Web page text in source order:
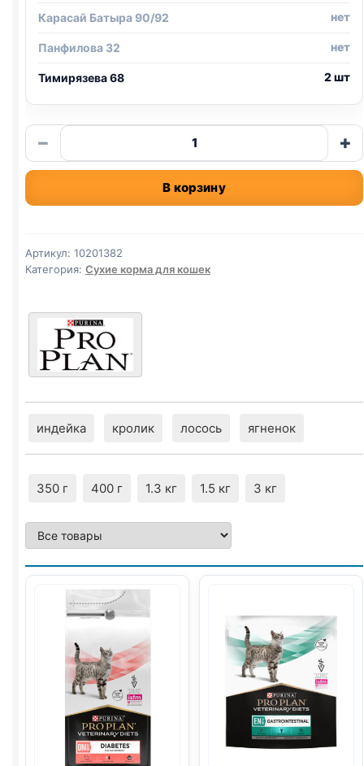
Карасай Батыра 90/92 нет
Панфилова 32 нет
Тимирязева 68 2 шт
−
Количество
товара
Pro
сух.
КРОЛИК)
1,5кг
+
В корзину
Артикул: 10201382
Категория: Сухие корма для кошек
индейка кролик лосось ягненок
350 г 400 г 1.3 кг 1.5 кг 3 кг